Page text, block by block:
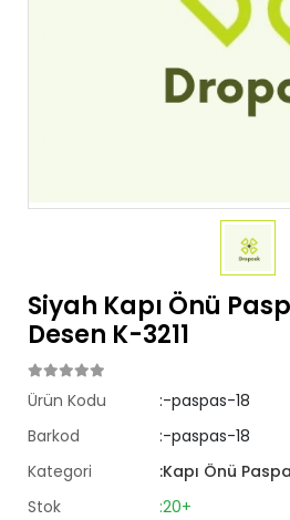
Siyah Kapı Önü
Desen K-3211
Ürün Kodu
:-paspas-18
Barkod
:-paspas-18
Kategori
:Kapı Önü
Stok
:20+